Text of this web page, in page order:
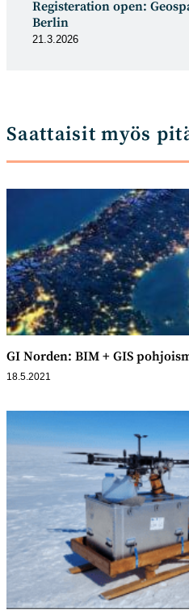
Registeration open:
Berlin
21.3.2026
Saattaisit myös
GI Norden: BIM + GIS
18.5.2021